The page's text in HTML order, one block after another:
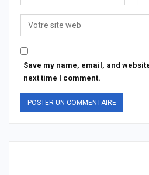
Save my name, email, and
next time I comment.